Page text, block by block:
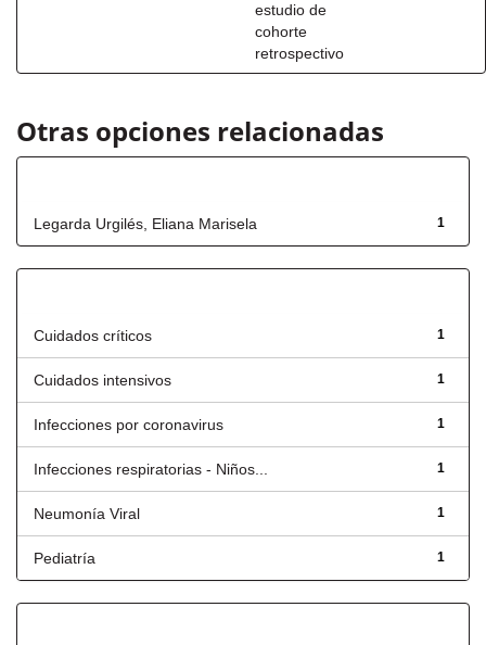
estudio de
cohorte
retrospectivo
Otras opciones relacionadas
1
Legarda Urgilés, Eliana Marisela
1
Cuidados críticos
1
Cuidados intensivos
1
Infecciones por coronavirus
1
Infecciones respiratorias - Niños...
1
Neumonía Viral
1
Pediatría